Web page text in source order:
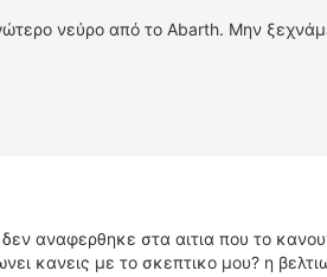
νεύρο από το Abarth. Μην
αναφερθηκε στα αιτια που το
κανεις με το σκεπτικο μου? η